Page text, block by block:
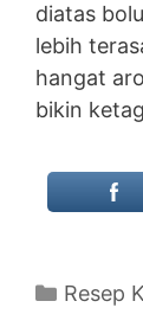
diatas
lebih
hangat
bikin
Resep